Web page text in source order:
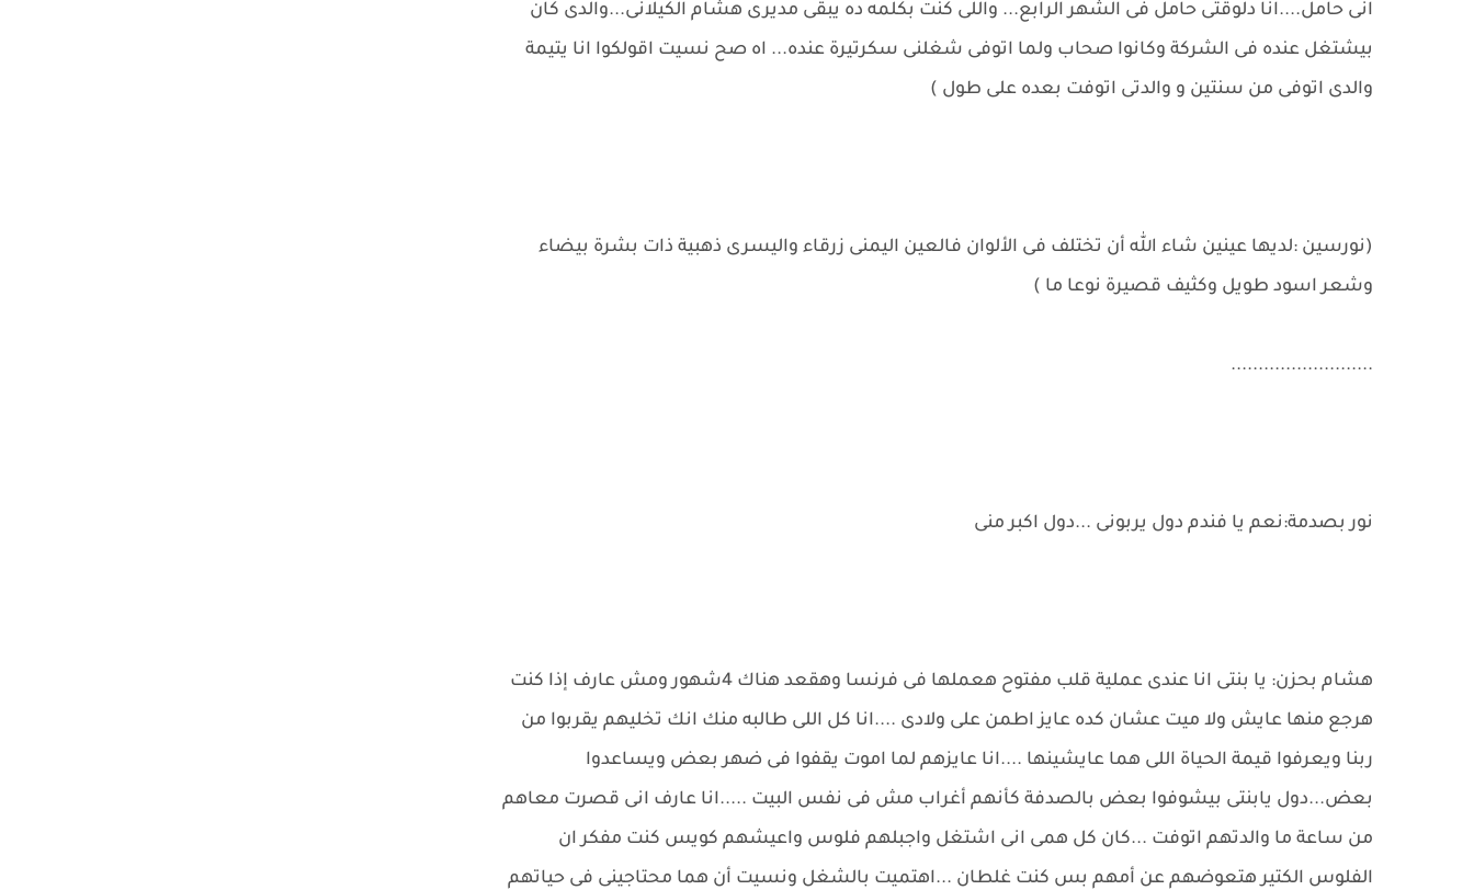
انى حامل....انا دلوقتى حامل فى الشهر الرابع... واللى كنت بكلمه ده يبقى مديرى هشام الكيلانى...والدى كان
بيشتغل عنده فى الشركة وكانوا صحاب ولما اتوفى شغلنى سكرتيرة عنده... اه صح نسيت اقولكوا انا يتيمة
والدى اتوفى من سنتين و والدتى اتوفت بعده على طول )
(نورسين :لديها عينين شاء الله أن تختلف فى الألوان فالعين اليمنى زرقاء واليسرى ذهبية ذات بشرة بيضاء
وشعر اسود طويل وكثيف قصيرة نوعا ما )
..........................
نور بصدمة:نعم يا فندم دول يربونى ...دول اكبر منى
هشام بحزن: يا بنتى انا عندى عملية قلب مفتوح هعملها فى فرنسا وهقعد هناك 4شهور ومش عارف إذا كنت
هرجع منها عايش ولا ميت عشان كده عايز اطمن على ولادى ....انا كل اللى طالبه منك انك تخليهم يقربوا من
ربنا ويعرفوا قيمة الحياة اللى هما عايشينها ....انا عايزهم لما اموت يقفوا فى ضهر بعض ويساعدوا
بعض...دول يابنتى بيشوفوا بعض بالصدفة كأنهم أغراب مش فى نفس البيت .....انا عارف انى قصرت معاهم
من ساعة ما والدتهم اتوفت ...كان كل همى انى اشتغل واجبلهم فلوس واعيشهم كويس كنت مفكر ان
الفلوس الكتير هتعوضهم عن أمهم بس كنت غلطان ...اهتميت بالشغل ونسيت أن هما محتاجينى فى حياتهم